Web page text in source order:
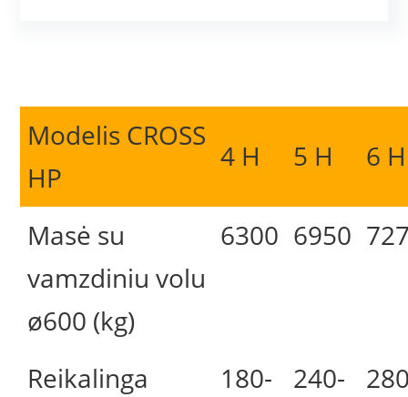
Modelis CROSS
HP
4 H 5 H 6 H
Masė su
vamzdiniu volu
ø600 (kg)
6300 6950
Reikalinga 180- 240-